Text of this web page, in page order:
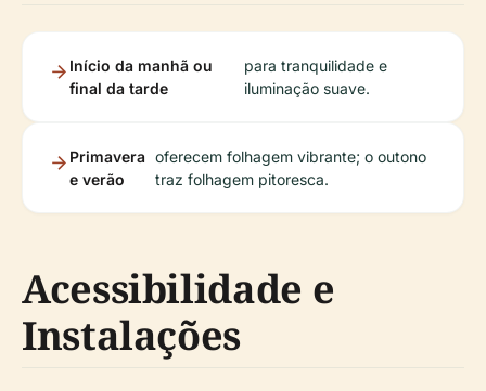
Início da manhã ou
final da tarde
para tranquilidade e
iluminação suave.
Primavera
e verão
oferecem folhagem vibrante; o outono
traz folhagem pitoresca.
Acessibilidade e
Instalações